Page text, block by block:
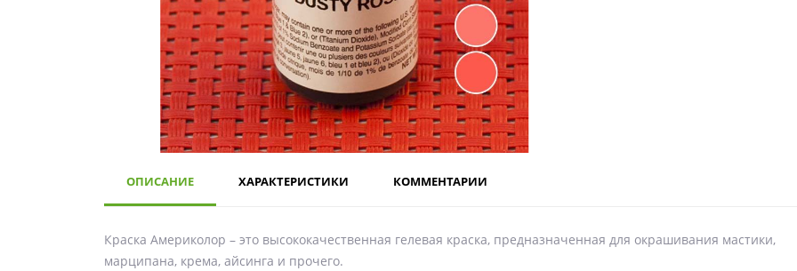
ОПИСАНИЕ ХАРАКТЕРИСТИКИ КОММЕНТАРИИ
Краска Америколор – это высококачественная гелевая краска, предназначенная для окрашивания мастики,
марципана, крема, айсинга и прочего.